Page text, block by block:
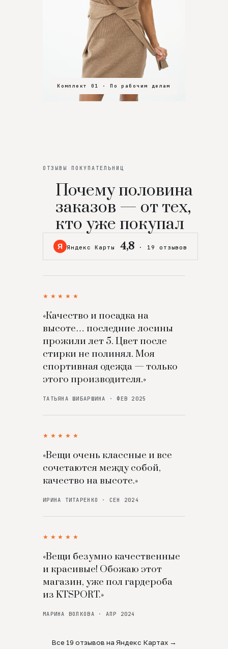
Комплект 01 · По рабочим делам
Комплект 02 · В зал
Комплект 03 · На особенный вечер
ОТЗЫВЫ ПОКУПАТЕЛЬНИЦ
Почему половина
заказов — от тех,
кто уже покупал
Я Яндекс Карты 4,8 · 19 отзывов
★★★★★
«Качество и посадка на
высоте… последние лосины
прожили лет 5. Цвет после
стирки не полинял. Моя
спортивная одежда — только
этого производителя.»
ТАТЬЯНА ШИБАРШИНА · ФЕВ 2025
★★★★★
«Вещи очень классные и все
сочетаются между собой,
качество на высоте.»
ИРИНА ТИТАРЕНКО · СЕН 2024
★★★★★
«Вещи безумно качественные
и красивые! Обожаю этот
магазин, уже пол гардероба
из KTSPORT.»
МАРИНА ВОЛКОВА · АПР 2024
Все 19 отзывов на Яндекс Картах →